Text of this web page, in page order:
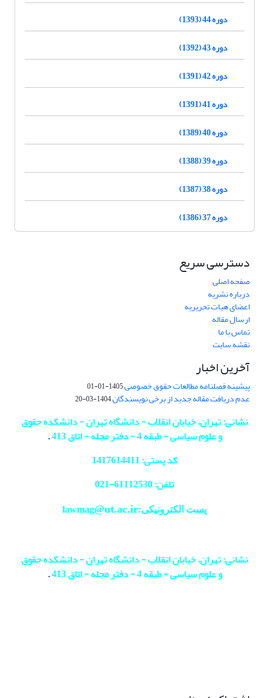
دوره 44 (1393)
دوره 43 (1392)
دوره 42 (1391)
دوره 41 (1391)
دوره 40 (1389)
دوره 39 (1388)
دوره 38 (1387)
دوره 37 (1386)
دسترسی سریع
صفحه اصلی
درباره نشریه
اعضای هیات تحریریه
ارسال مقاله
تماس با ما
نقشه سایت
آخرین اخبار
پیشینه فصلنامه مطالعات حقوق خصوصی1405-01-01
عدم دریافت مقاله جدید از برخی نویسندگان1404-03-20
نشانی: تهران، خیابان انقلاب - دانشگاه تهران - دانشکده حقوق
و علوم سیاسی - طبقه 4 - دفتر مجله - اتاق 413
.
کد پستی: 1417614411
تلفن: 61112530-
021
پست الکترونیکی:lawmag@ut.ac.ir
نشانی: تهران، خیابان انقلاب - دانشگاه تهران - دانشکده حقوق
و علوم سیاسی - طبقه 4 - دفتر مجله - اتاق 413
.